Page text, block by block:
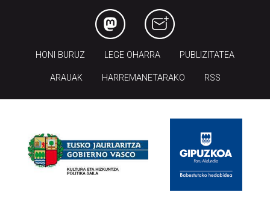
HONI BURUZ LEGE OHARRA PUBLIZITATEA
ARAUAK HARREMANETARAKO RSS